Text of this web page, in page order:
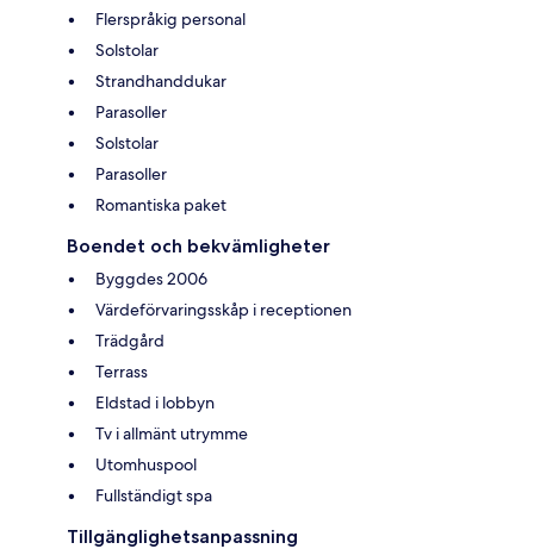
Flerspråkig personal
Solstolar
Strandhanddukar
Parasoller
Solstolar
Parasoller
Romantiska paket
Boendet och bekvämligheter
Byggdes 2006
Värdeförvaringsskåp i receptionen
Trädgård
Terrass
Eldstad i lobbyn
Tv i allmänt utrymme
Utomhuspool
Fullständigt spa
Tillgänglighetsanpassning